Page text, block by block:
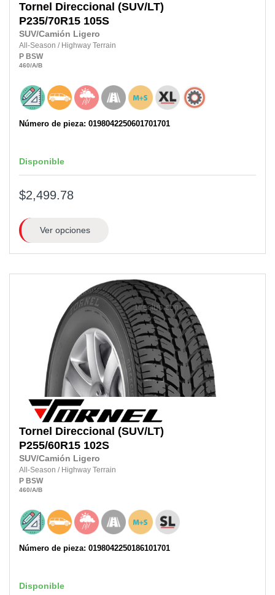
Tornel Direccional (SUV/LT)
P235/70R15 105S
SUV/Camión Ligero
All-Season / Highway Terrain
P BSW
460/A/B
Número de pieza: 0198042250601701701
Disponible
$2,499.78
Ver opciones
Tornel Direccional (SUV/LT)
P255/60R15 102S
SUV/Camión Ligero
All-Season / Highway Terrain
P BSW
460/A/B
Número de pieza: 0198042250186101701
Disponible